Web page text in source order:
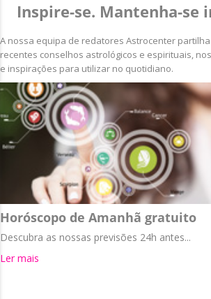
Inspire-se. Mantenha-se
A nossa equipa de redatores Astrocenter
recentes conselhos astrológicos e espirituais,
e inspirações para utilizar no quotidiano.
Horóscopo de Amanhã gratuito
Descubra as nossas previsões 24h antes...
Ler mais